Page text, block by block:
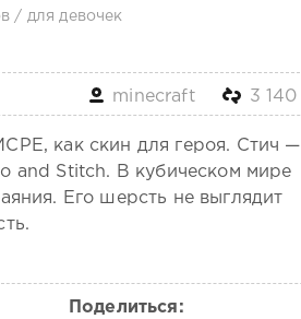
/ для девочек
minecraft 3 140
как скин для героя. Стич —
and Stitch. В кубическом мире
Его шерсть не выглядит
Поделиться: